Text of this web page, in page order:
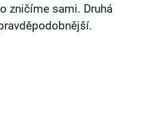
zničíme sami. Druhá